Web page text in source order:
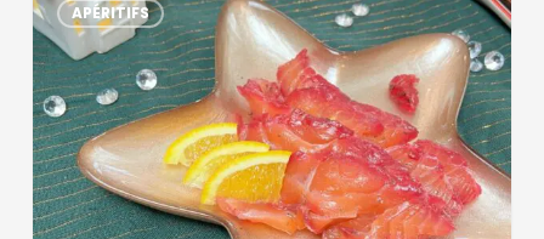
APÉRITIFS